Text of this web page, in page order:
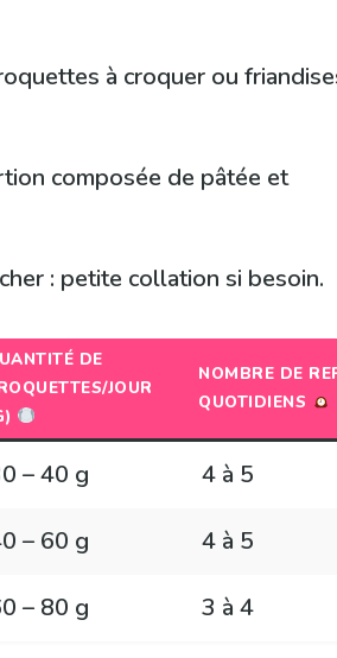
à croquer ou
composée de pâtée et
: petite collation si besoin.
DE
JOUR
NOMBRE DE
QUOTIDIENS
– 40 g 4 à 5
– 60 g 4 à 5
– 80 g 3 à 4